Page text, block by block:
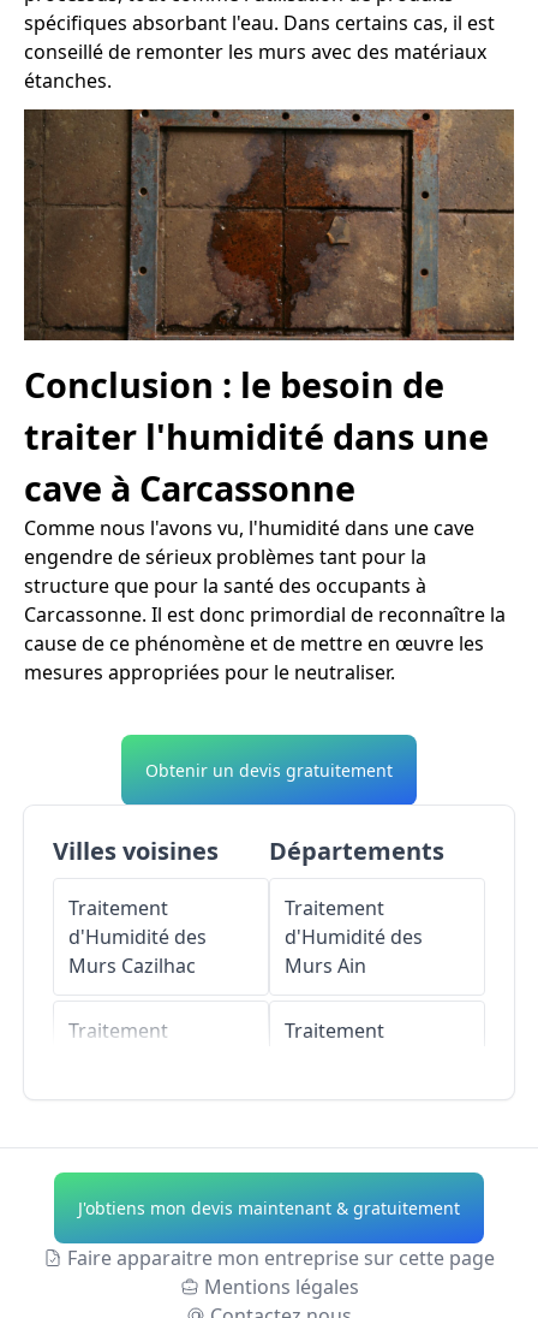
spécifiques absorbant l'eau. Dans certains cas, il est
conseillé de remonter les murs avec des matériaux
étanches.
Conclusion : le besoin de
traiter l'humidité dans une
cave à Carcassonne
Comme nous l'avons vu, l'humidité dans une cave
engendre de sérieux problèmes tant pour la
structure que pour la santé des occupants à
Carcassonne. Il est donc primordial de reconnaître la
cause de ce phénomène et de mettre en œuvre les
mesures appropriées pour le neutraliser.
Obtenir un devis gratuitement
Villes voisines
Traitement
d'Humidité des
Murs Cazilhac
Traitement
Traitement
d'Humidité des
MursPennautier
Départements
Traitement
d'Humidité des
Murs Ain
Traitement
Traitement
d'Humidité des
Murs Allier
Traitement
d'Humidité des
J'obtiens mon devis maintenant & gratuitement
Faire apparaitre mon entreprise sur cette page
Mentions légales